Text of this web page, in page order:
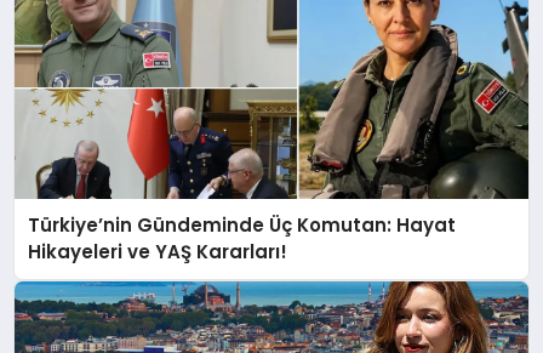
Türkiye’nin Gündeminde Üç Komutan: Hayat
Hikayeleri ve YAŞ Kararları!